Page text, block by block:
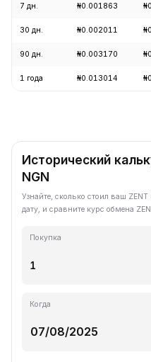
7 дн. ₦0.001863
30 дн. ₦0.002011
90 дн. ₦0.003170
1 года ₦0.013014
Исторический
NGN
Узнайте, сколько стоил ваш
дату, и сравните курс обмена
Покупка
Когда